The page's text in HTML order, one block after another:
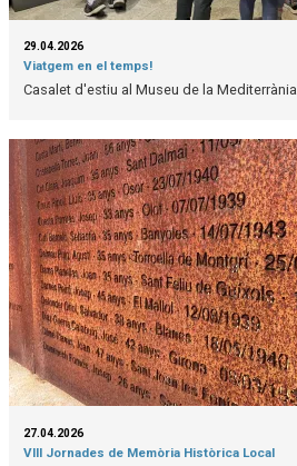
29.04.2026
Viatgem en el temps!
Casalet d'estiu al Museu de la Mediterrània
27.04.2026
VIII Jornades de Memòria Històrica Local